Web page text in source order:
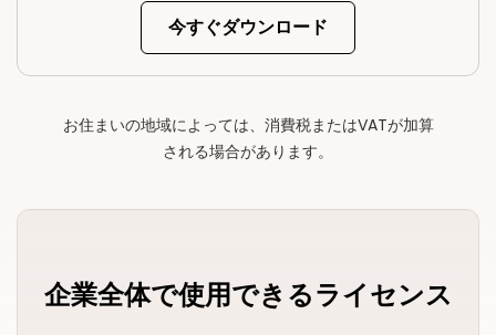
今すぐダウンロード
お住まいの地域によっては、消費税またはVATが加算
される場合があります。
企業全体で使用できるライセンス